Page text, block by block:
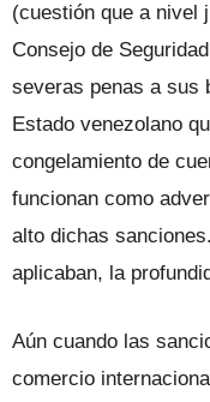
(cuestión que a nivel
Consejo de
severas penas a sus
Estado venezolano
congelamiento de
funcionan como
alto dichas
aplicaban, la
Aún cuando las
comercio